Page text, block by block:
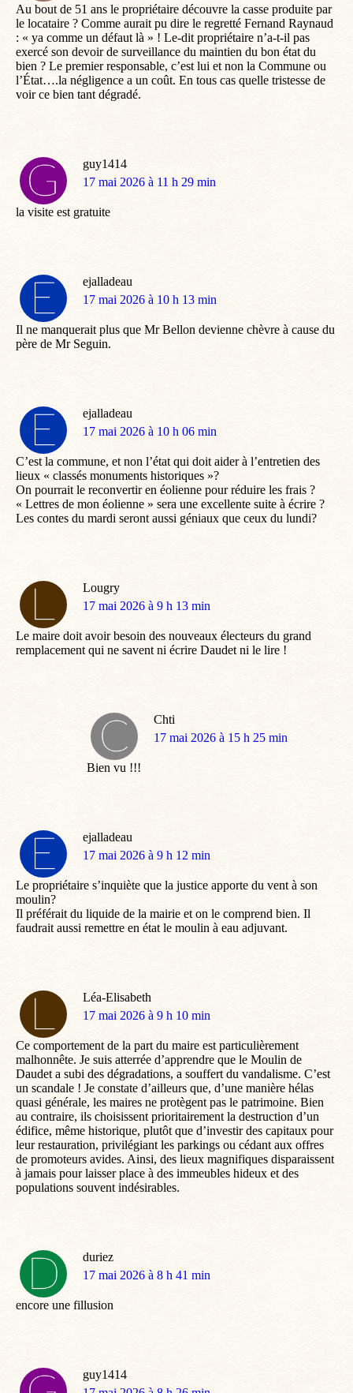
Au bout de 51 ans le propriétaire découvre la casse produite par
le locataire ? Comme aurait pu dire le regretté Fernand Raynaud
: « ya comme un défaut là » ! Le-dit propriétaire n’a-t-il pas
exercé son devoir de surveillance du maintien du bon état du
bien ? Le premier responsable, c’est lui et non la Commune ou
l’État….la négligence a un coût. En tous cas quelle tristesse de
voir ce bien tant dégradé.
guy1414
dit
17 mai 2026 à 11 h 29 min
la visite est gratuite
ejalladeau
dit
17 mai 2026 à 10 h 13 min
Il ne manquerait plus que Mr Bellon devienne chèvre à cause du
père de Mr Seguin.
ejalladeau
dit
17 mai 2026 à 10 h 06 min
C’est la commune, et non l’état qui doit aider à l’entretien des
lieux « classés monuments historiques »?
On pourrait le reconvertir en éolienne pour réduire les frais ?
« Lettres de mon éolienne » sera une excellente suite à écrire ?
Les contes du mardi seront aussi géniaux que ceux du lundi?
Lougry
dit
17 mai 2026 à 9 h 13 min
Le maire doit avoir besoin des nouveaux électeurs du grand
remplacement qui ne savent ni écrire Daudet ni le lire !
Chti
dit
17 mai 2026 à 15 h 25 min
Bien vu !!!
ejalladeau
dit
17 mai 2026 à 9 h 12 min
Le propriétaire s’inquiète que la justice apporte du vent à son
moulin?
Il préférait du liquide de la mairie et on le comprend bien. Il
faudrait aussi remettre en état le moulin à eau adjuvant.
Léa-Elisabeth
dit
17 mai 2026 à 9 h 10 min
Ce comportement de la part du maire est particulièrement
malhonnête. Je suis atterrée d’apprendre que le Moulin de
Daudet a subi des dégradations, a souffert du vandalisme. C’est
un scandale ! Je constate d’ailleurs que, d’une manière hélas
quasi générale, les maires ne protègent pas le patrimoine. Bien
au contraire, ils choisissent prioritairement la destruction d’un
édifice, même historique, plutôt que d’investir des capitaux pour
leur restauration, privilégiant les parkings ou cédant aux offres
de promoteurs avides. Ainsi, des lieux magnifiques disparaissent
à jamais pour laisser place à des immeubles hideux et des
populations souvent indésirables.
duriez
dit
17 mai 2026 à 8 h 41 min
encore une fillusion
guy1414